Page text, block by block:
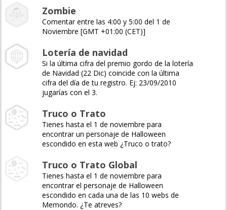
Zombie
Comentar entre las 4:00 y 5:00 del 1 de
Noviembre [GMT +01:00 (CET)]
Lotería de navidad
Si la última cifra del premio gordo de la lotería
de Navidad (22 Dic) coincide con la última
cifra del día de tu registro. Ej: 23/09/2010
jugarías con el 3.
Truco o Trato
Tienes hasta el 1 de noviembre para
encontrar un personaje de Halloween
escondido en esta web ¿Truco o trato?
Truco o Trato Global
Tienes hasta el 1 de noviembre para
encontrar el personaje de Halloween
escondido en cada una de las 10 webs de
Memondo. ¿Te atreves?